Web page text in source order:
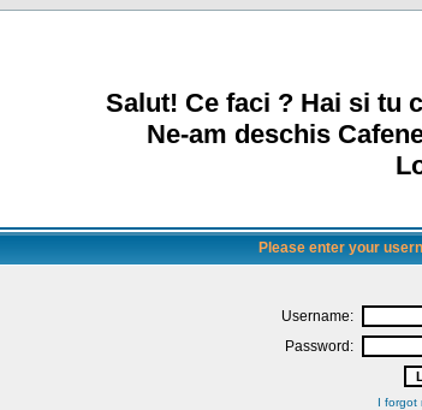
Salut! Ce faci ? Hai si tu
Ne-am deschis
Please enter your
Username:
Password:
I forgot